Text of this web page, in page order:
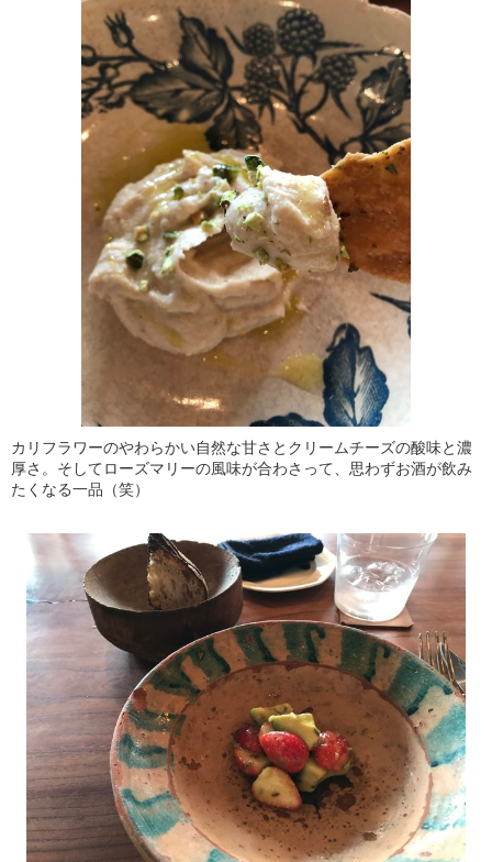
カリフラワーのやわらかい自然な甘さとクリームチーズの酸味と濃
厚さ。そしてローズマリーの風味が合わさって、思わずお酒が飲み
たくなる一品（笑）